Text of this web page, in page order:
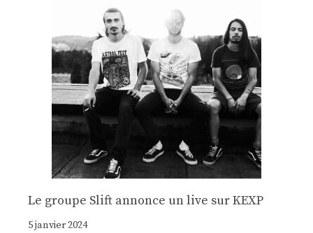
Le groupe Slift annonce un live sur KEXP
5 janvier 2024